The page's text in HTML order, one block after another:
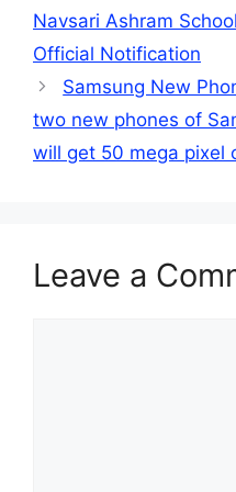
Navsari Ashram
Official Notification
Samsung New
two new phones of
will get 50 mega pixel
Leave a